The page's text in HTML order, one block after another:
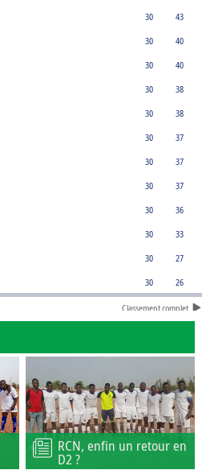
30
43
30
40
30
40
30
38
30
38
30
37
30
37
30
37
30
36
30
33
30
27
30 26
Classement complet
RCN, enfin un retour en
D2 ?